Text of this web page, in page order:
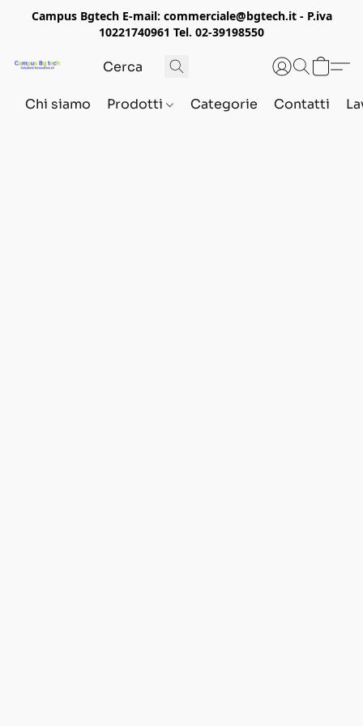
Campus Bgtech E-mail: commerciale@bgtech.it - P.iva
10221740961 Tel. 02-39198550
Chi siamo Prodotti Categorie Contatti